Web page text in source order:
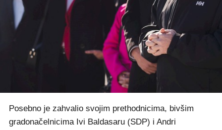
Posebno je zahvalio svojim prethodnicima, bivšim
gradonačelnicima Ivi Baldasaru (SDP) i Andri